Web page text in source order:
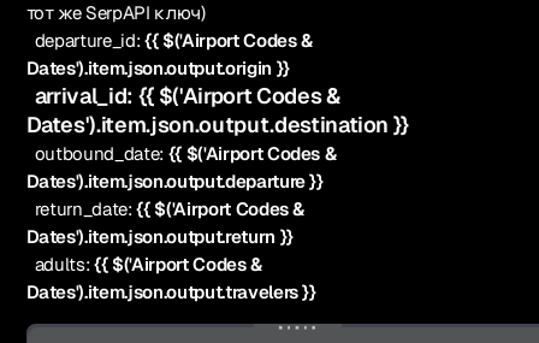
тот же SerpAPI ключ)
departure_id:{{ $('Airport Codes &
Dates').item.json.output.origin }}
arrival_id: {{ $('Airport Codes &
Dates').item.json.output.destination }}
outbound_date: {{ $('Airport Codes &
Dates').item.json.output.departure }}
return_date:{{ $('Airport Codes &
Dates').item.json.output.return }}
adults:{{ $('Airport Codes &
Dates').item.json.output.travelers }}